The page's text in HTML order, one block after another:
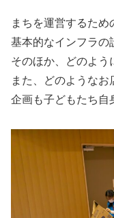
まちを運営するため
基本的なインフラの
そのほか、どのよう
また、どのようなお
企画も子どもたち自